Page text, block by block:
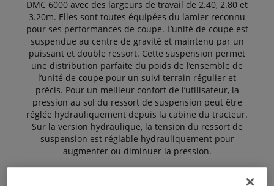
DMC 6000 avec des largeurs de travail de 2.40, 2.80 et
3.20m. Elles sont toutes équipées du lamier reconnu
pour ses performances de coupe. L’unité de coupe est
suspendue au centre de gravité et maintenu par un
puissant et double ressort. Cette suspension permet
une distribution parfaite du poids de l’ensemble de
l’unité de coupe pour un suivi terrain régulier et
précis. Pour un meilleur confort de l’utilisateur, la
pression au sol du ressort de suspension peut être
réglée hydrauliquement depuis la cabine du tracteur.
Sur la version hydraulique, la tension du ressort de
suspension est réglable hydrauliquement pour
augmenter ou diminuer la pression.